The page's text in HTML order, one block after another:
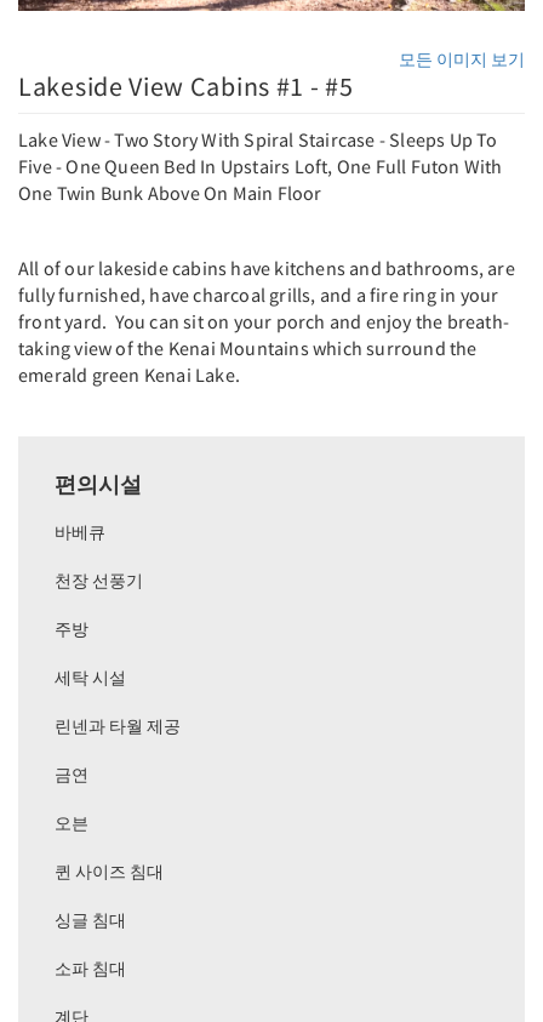
모든 이미지 보기
Lakeside View Cabins #1 - #5
Lake View - Two Story With Spiral Staircase - Sleeps Up To
Five - One Queen Bed In Upstairs Loft, One Full Futon With
One Twin Bunk Above On Main Floor
All of our lakeside cabins have kitchens and bathrooms, are
fully furnished, have charcoal grills, and a fire ring in your
front yard. You can sit on your porch and enjoy the breath-
taking view of the Kenai Mountains which surround the
emerald green Kenai Lake.
편의시설
바베큐
천장 선풍기
주방
세탁 시설
린넨과 타월 제공
금연
오븐
퀸 사이즈 침대
싱글 침대
소파 침대
계단